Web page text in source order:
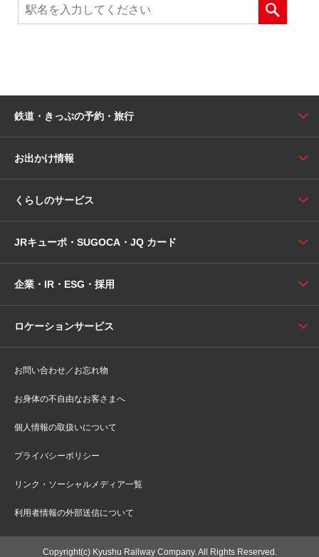
鉄道・きっぷの予約・旅行
お出かけ情報
くらしのサービス
JRキューポ・SUGOCA・JQ カード
企業・IR・ESG・採用
ロケーションサービス
お問い合わせ／お忘れ物
お身体の不自由なお客さまへ
個人情報の取扱いについて
プライバシーポリシー
リンク・ソーシャルメディア一覧
利用者情報の外部送信について
Copyright(c) Kyushu Railway Company. All Rights Reserved.